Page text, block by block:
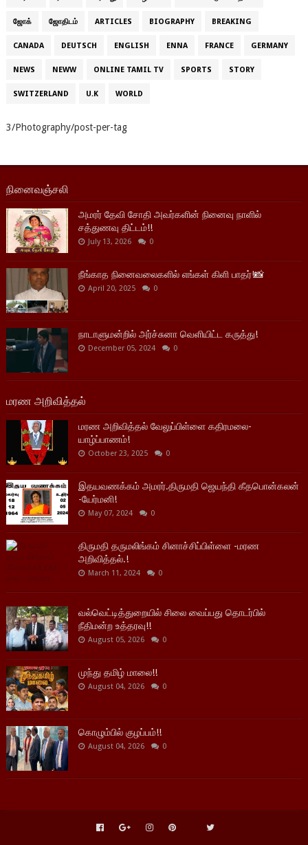
ஜோக் ஜோதிடம் ARTICLES BIOGRAPHY BREAKING
CANADA DEUTSCH ENGLISH ENNA FRANCE GERMANY
NEWS NEWW ONLINE TAMIL TV SPORTS STORY
SWITZERLAND U.K WORLD
3/Photography/post-per-tag
நினைவஞ்சலி
அமரர் தேவி சோதி அவர்களின் நினைவு நாளில்
சத்துணவு திட்டம்!!
July 13, 2026 0
நீங்காத நினைவலைகளில் எங்கள் கிளி பாதர்!📸
April 20, 2025 0
நாடாளுமன்றில் அர்ச்சுனா வெளியிட்ட கருத்து!
December 05, 2024 0
மரண அறிவித்தல்
மரண அறிவித்தல் வேலுப்பிள்ளை கதிரமலை-
யாழ்ப்பாணம்!
October 23, 2025 0
இதயவணக்கம் அமரர்.திருமதி ஜெயந்தி கீதபொன்கலன்
-யேர்மனி!
May 07, 2024 0
திருமதி தருமலிங்கம் சினாச்சிப்பிள்ளை -மரண
அறிவித்தல்.!
March 11, 2024 0
வல்வெட்டித்துறையில் சிலை வைப்பது தொடர்பில்
நீதிமன்ற உத்தரவு!!
August 05, 2026 0
முந்து தமிழ் மாலை!!
August 04, 2026 0
கொழும்பில் குழப்பம்!!
August 04, 2026 0